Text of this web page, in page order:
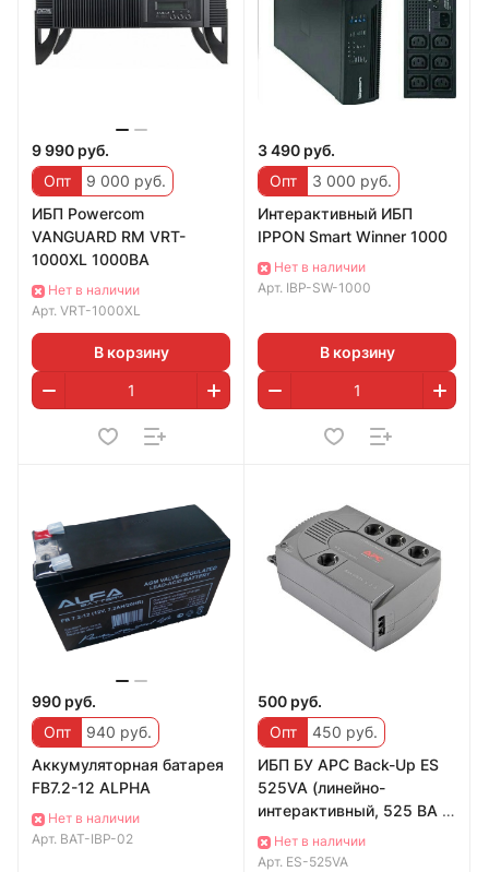
9 990 руб.
Опт
9 000 руб.
ИБП Powercom
VANGUARD RM VRT-
1000XL 1000ВА
Нет в наличии
Арт. VRT-1000XL
В корзину
3 490 руб.
Опт
3 000 руб.
Интерактивный ИБП
IPPON Smart Winner 1000
Нет в наличии
Арт. IBP-SW-1000
В корзину
990 руб.
Опт
940 руб.
Аккумуляторная батарея
FB7.2-12 ALPHA
Нет в наличии
Арт. BAT-IBP-02
500 руб.
Опт
450 руб.
ИБП БУ APC Back-Up ES
525VA (линейно-
интерактивный, 525 ВА ,
4 роз EEC 7, управление
по USB) БЕЗ АКБ
Нет в наличии
Арт. ES-525VA